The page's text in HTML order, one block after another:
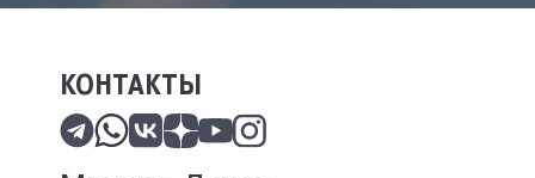
КОНТАКТЫ